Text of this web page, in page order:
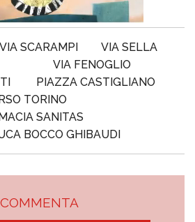
VIA SCARAMPI
VIA SELLA
VIA FENOGLIO
PIAZZA CASTIGLIANO
TORINO
SANITAS
BOCCO GHIBAUDI
COMMENTA